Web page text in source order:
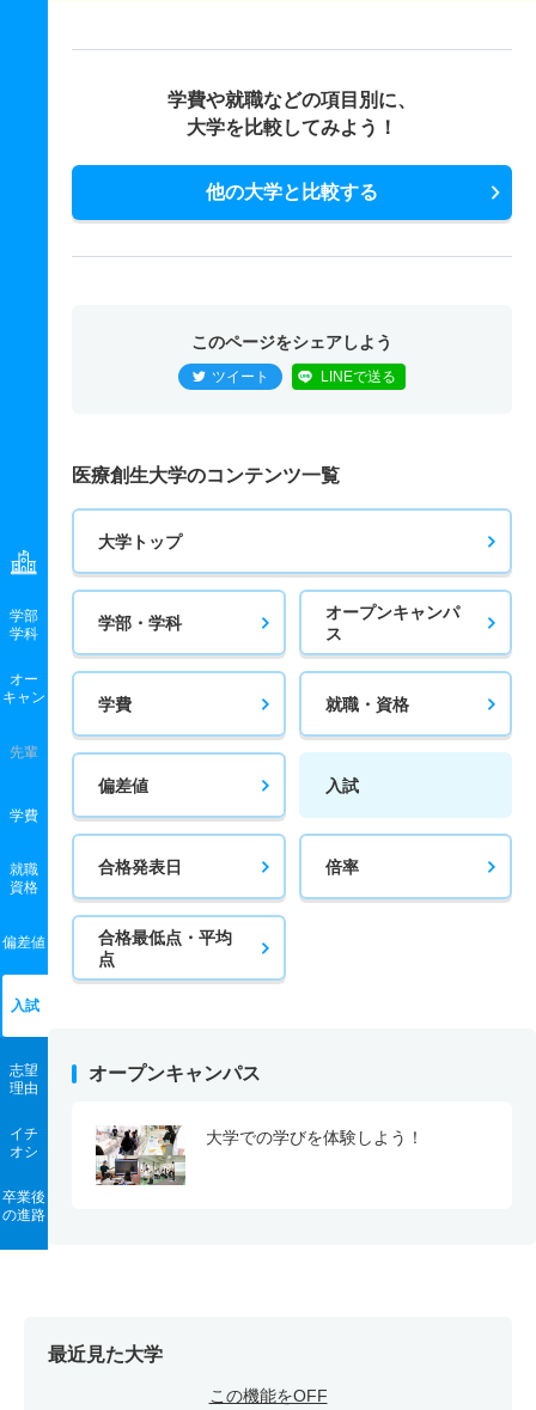
学部
学科
オー
キャン
先輩
学費
就職
資格
偏差値
入試
志望
理由
イチ
オシ
卒業後
の進路
学費や就職などの項目別に、
大学を比較してみよう！
他の大学と比較する
このページをシェアしよう
ツイート LINEで送る
医療創生大学のコンテンツ一覧
大学トップ
学部・学科
オープンキャンパ
ス
学費 就職・資格
偏差値 入試
合格発表日 倍率
合格最低点・平均
点
オープンキャンパス
大学での学びを体験しよう！
最近見た大学
この機能をOFF